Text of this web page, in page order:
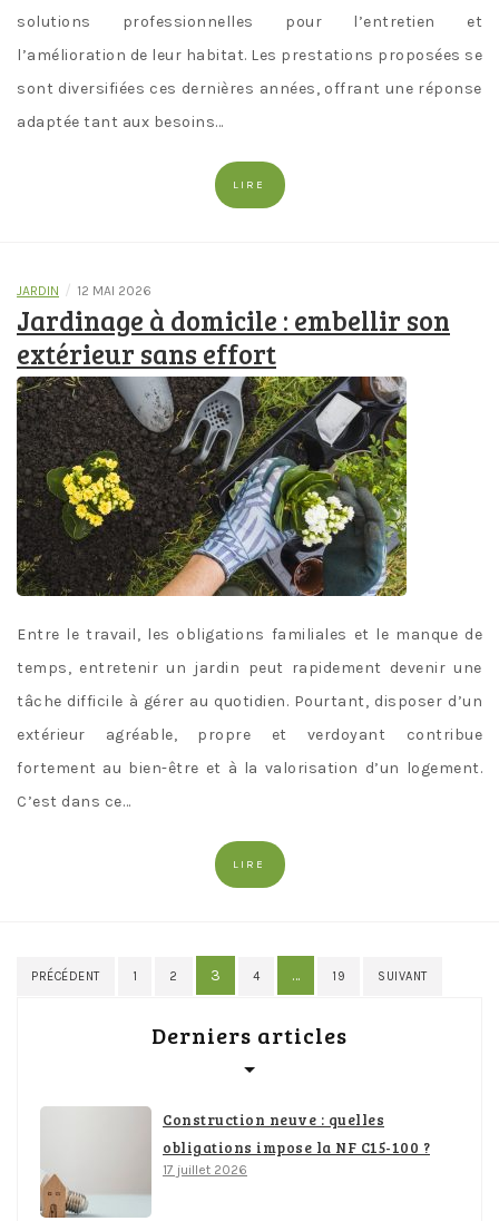
solutions professionnelles pour l’entretien et
l’amélioration de leur habitat. Les prestations proposées se
sont diversifiées ces dernières années, offrant une réponse
adaptée tant aux besoins…
LIRE
JARDIN / 12 MAI 2026
Jardinage à domicile : embellir son
extérieur sans effort
Entre le travail, les obligations familiales et le manque de
temps, entretenir un jardin peut rapidement devenir une
tâche difficile à gérer au quotidien. Pourtant, disposer d’un
extérieur agréable, propre et verdoyant contribue
fortement au bien-être et à la valorisation d’un logement.
C’est dans ce…
LIRE
Pagination
publications
PRÉCÉDENT 1 2 3 4 … 19 SUIVANT
Derniers articles
Construction neuve : quelles
obligations impose la NF C15-100 ?
17 juillet 2026